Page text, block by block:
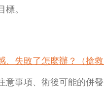
。
、失敗了怎麼辦？（搶救
意事項、術後可能的併